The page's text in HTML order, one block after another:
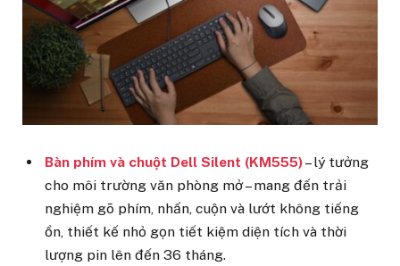
Bàn phím và chuột Dell Silent (KM555)– lý tưởng
cho môi trường văn phòng mở – mang đến trải
nghiệm gõ phím, nhấn, cuộn và lướt không tiếng
ồn, thiết kế nhỏ gọn tiết kiệm diện tích và thời
lượng pin lên đến 36 tháng.